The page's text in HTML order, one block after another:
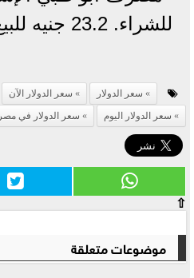
للشراء. 23.2 جنيه للبيع.
سعر الدولار سعر الدولار الآن
سعر الدولار اليوم
سعر الدولار في مصر
⇧
موضوعات متعلقة